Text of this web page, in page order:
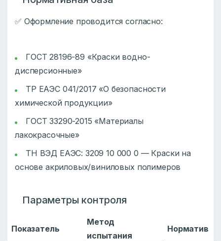
✅ Оформление проводится согласно:
ГОСТ 28196-89 «Краски водно-
дисперсионные»
ТР ЕАЭС 041/2017 «О безопасности
химической продукции»
ГОСТ 33290-2015 «Материалы
лакокрасочные»
ТН ВЭД ЕАЭС: 3209 10 000 0 — Краски на
основе акриловых/виниловых полимеров
Параметры контроля
Показатель
Метод
испытания
Норматив